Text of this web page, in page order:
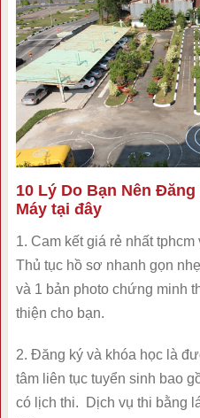
10 Lý Do Bạn Nên
Máy tại đây
1. Cam kết giá rẻ nhất
Thủ tục hồ sơ nhanh gọn
và 1 bản photo chứng minh
thiện cho bạn.
2. Đăng ký và khóa học là
tâm liên tục tuyển sinh bao
có lịch thi. Dịch vụ thi bằng